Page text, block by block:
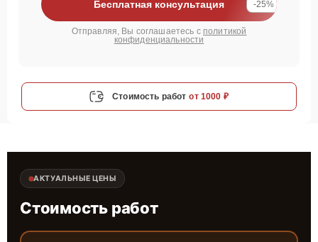
Бесплатная консультация -25%
Отправляя, Вы соглашаетесь с политикой
конфиденциальности
Стоимость работ от 1000 ₽
АКТУАЛЬНЫЕ ЦЕНЫ
Стоимость работ